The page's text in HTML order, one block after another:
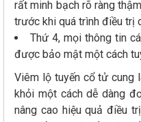
rất minh bạch rõ ràng
trước khi quá trình điều trị
Thứ 4, mọi thông tin
được bảo mật một cách
Viêm lộ tuyến cổ tử cung
khỏi một cách dễ dàng
nâng cao hiệu quả điều